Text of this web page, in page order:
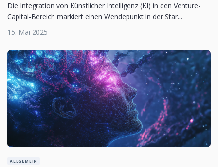
Die Integration von Künstlicher Intelligenz (KI) in den Venture-
Capital-Bereich markiert einen Wendepunkt in der Star...
15. Mai 2025
ALLGEMEIN